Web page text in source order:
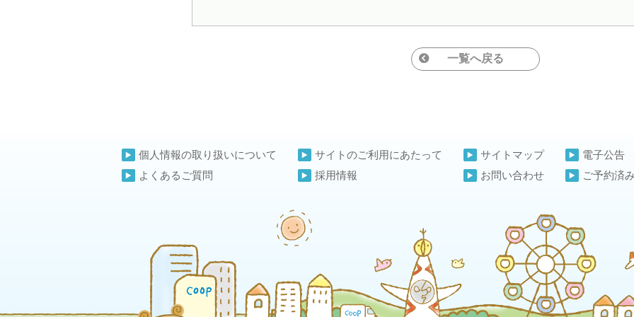
一覧へ戻る
個人情報の取り扱いについて
よくあるご質問
サイトのご利用にあたって
採用情報
サイトマップ
お問い合わせ
電子公告
ご予約済